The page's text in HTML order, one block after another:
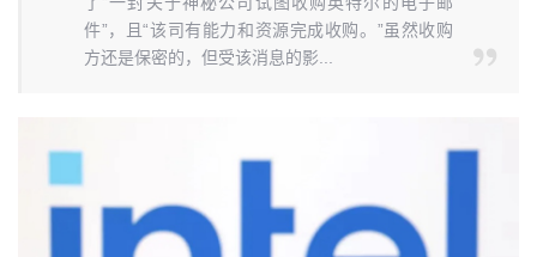
件”，且“该司有能力和资源完成收购。”虽然收购
方还是保密的，但受该消息的影...